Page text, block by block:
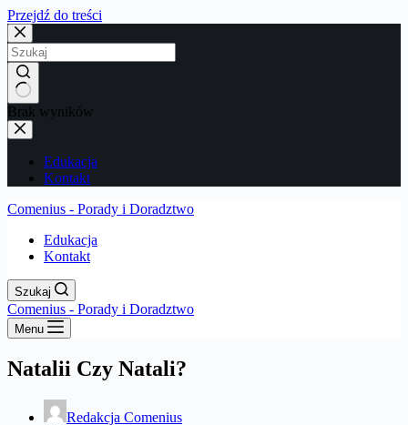
Przejdź do treści
Brak wyników
Edukacja
Kontakt
Comenius - Porady i Doradztwo
Edukacja
Kontakt
Szukaj
Comenius - Porady i Doradztwo
Menu
Natalii Czy Natali?
Redakcja Comenius